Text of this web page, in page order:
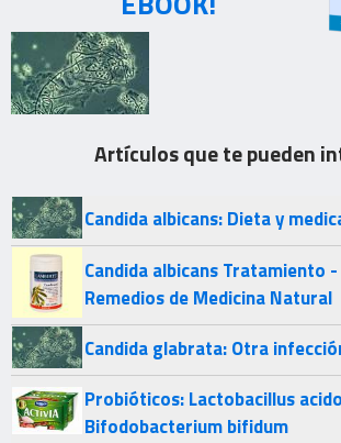
Artículos que te pueden
Candida albicans: Dieta y
Candida albicans Tratamiento
Remedios de Medicina Natural
Candida glabrata: Otra
Probióticos: Lactobacillus
Bifodobacterium bifidum